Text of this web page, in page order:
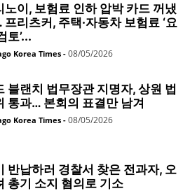
노이, 보험료 인하 압박 카드 꺼냈
프리츠커, 주택·자동차 보험료 ‘요
토’...
Korea Times - 08/05/2026
블랜치 법무장관 지명자, 상원 법
통과… 본회의 표결만 남겨
Korea Times - 08/05/2026
반납하러 경찰서 찾은 전과자, 오
총기 소지 혐의로 기소